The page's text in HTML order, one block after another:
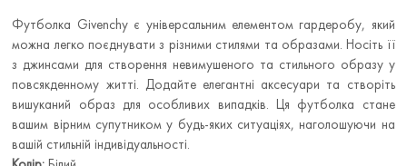
Футболка Givenchy є універсальним елементом гардеробу, який
можна легко поєднувати з різними стилями та образами. Носіть її
з джинсами для створення невимушеного та стильного образу у
повсякденному житті. Додайте елегантні аксесуари та створіть
вишуканий образ для особливих випадків. Ця футболка стане
вашим вірним супутником у будь-яких ситуаціях, наголошуючи на
вашій стильній індивідуальності.